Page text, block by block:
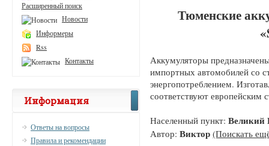
Тюменские
Аккумуляторы
импортных автомобилей со
энергопотреблением.
соответствуют европейским
Населенный пункт:Великий
Автор:Виктор (Поискать
Расширенный поиск
Новости
Информеры
Rss
Контакты
Информация
Ответы на вопросы
Правила и рекомендации